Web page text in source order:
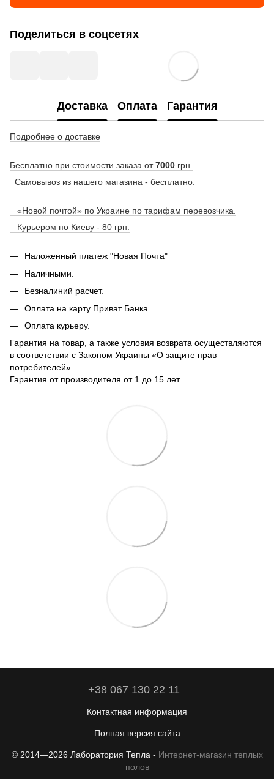
Поделиться в соцсетях
Доставка Оплата Гарантия
Подробнее о доставке
Бесплатно при стоимости заказа от7000 грн.
Самовывоз из нашего магазина - бесплатно.
«Новой почтой» по Украине по тарифам перевозчика.
Курьером по Киеву - 80 грн.
Наложенный платеж "Новая Почта"
Наличными.
Безналиний расчет.
Оплата на карту Приват Банка.
Оплата курьеру.
Гарантия на товар, а также условия возврата осуществляются
в соответствии с Законом Украины «О защите прав
потребителей».
Гарантия от производителя от 1 до 15 лет.
+38 067 130 22 11
Контактная информация
Полная версия сайта
© 2014—2026 Лаборатория Тепла - Интернет-магазин теплых
полов